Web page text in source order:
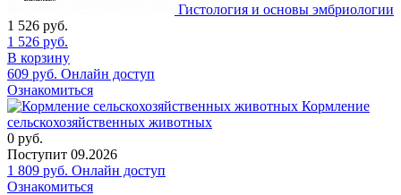
Гистология и основы эмбриологии
1 526 руб.
1 526 руб.
В корзину
609 руб. Онлайн доступ
Ознакомиться
Кормление
сельскохозяйственных животных
0 руб.
Поступит 09.2026
1 809 руб. Онлайн доступ
Ознакомиться